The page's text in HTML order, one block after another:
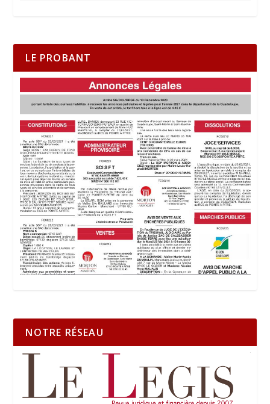
LE PROBANT
NOTRE RÉSEAU